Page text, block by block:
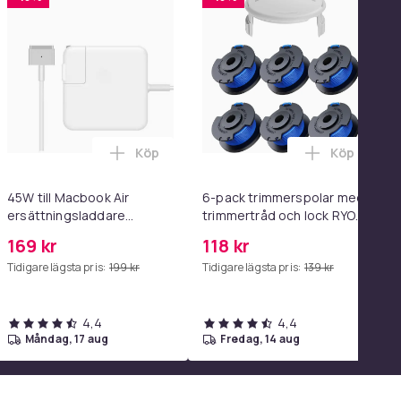
i varukorgen
i-1 Bärbar Löpband med 5% Manuell Lutning i varukorgen
45W till Macbook Air
ersättningsladdare
A1466 A1435
169 kr
Tidigare lägsta pris: 199 kr
Lägg till 45W till Macbook Air
Köp
4,4
måndag, 17 aug
6-pack trimmerspolar med
trimmertråd och lock RYOBI
118 kr
Tidigare lägsta pris: 139 kr
Lägg till
Köp
4,4
fredag, 14 aug